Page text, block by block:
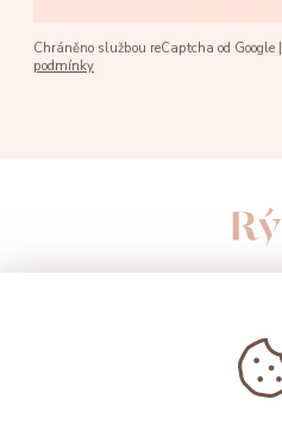
Chráněno službou reCaptcha od Google |
podmínky